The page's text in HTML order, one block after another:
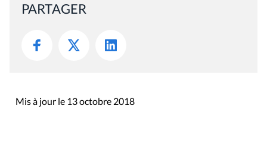
PARTAGER
Mis à jour le 13 octobre 2018